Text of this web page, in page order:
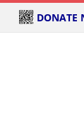
DONATE